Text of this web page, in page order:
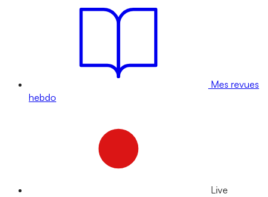
Mes revues
hebdo
Live